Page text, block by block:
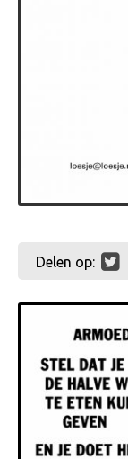
Delen op: